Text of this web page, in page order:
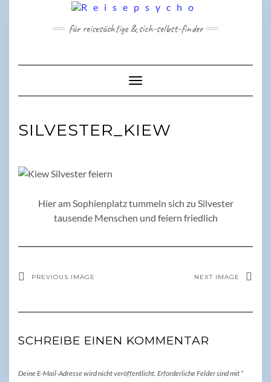
für reisesüchtige & sich-selbst-finder
Toggle Navigation
SILVESTER_KIEW
Hier am Sophienplatz tummeln sich zu Silvester
tausende Menschen und feiern friedlich
PREVIOUS IMAGE NEXT IMAGE
SCHREIBE EINEN KOMMENTAR
Deine E-Mail-Adresse wird nicht veröffentlicht. Erforderliche Felder sind mit *